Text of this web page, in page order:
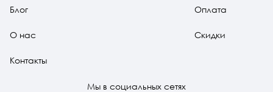
Блог
О нас
Контакты
Оплата
Скидки
Мы в социальных сетях